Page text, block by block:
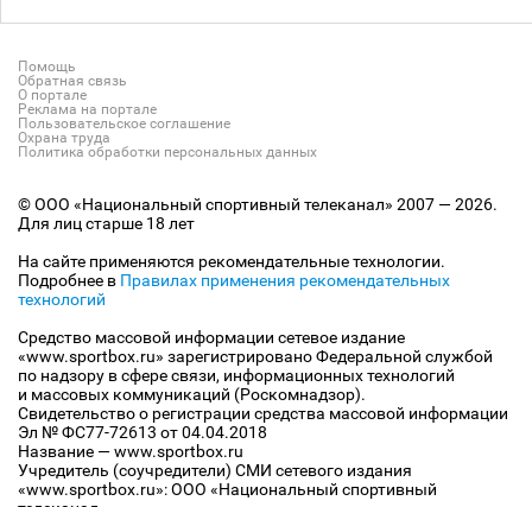
Помощь
Обратная связь
О портале
Реклама на портале
Пользовательское соглашение
Охрана труда
Политика обработки персональных данных
© ООО «Национальный спортивный телеканал» 2007 — 2026.
Для лиц старше 18 лет
На сайте применяются рекомендательные технологии.
Подробнее в Правилах применения рекомендательных
технологий
Средство массовой информации сетевое издание
«www.sportbox.ru» зарегистрировано Федеральной службой
по надзору в сфере связи, информационных технологий
и массовых коммуникаций (Роскомнадзор).
Свидетельство о регистрации средства массовой информации
Эл № ФС77-72613 от 04.04.2018
Название — www.sportbox.ru
Учредитель (соучредители) СМИ сетевого издания
«www.sportbox.ru»: ООО «Национальный спортивный